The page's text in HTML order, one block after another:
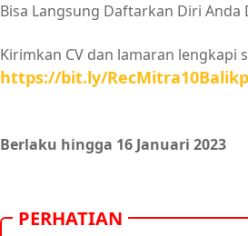
Bisa Langsung Daftarkan Diri
Kirimkan CV dan lamaran lengkapi
https://bit.ly/
Berlaku hingga 16 Januari 2023
PERHATIAN